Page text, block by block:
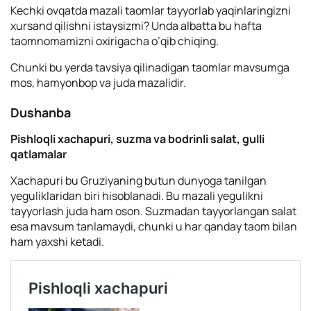
Kechki ovqatda mazali taomlar tayyorlab yaqinlaringizni
xursand qilishni istaysizmi? Unda albatta bu hafta
taomnomamizni oxirigacha o’qib chiqing.
Chunki bu yerda tavsiya qilinadigan taomlar mavsumga
mos, hamyonbop va juda mazalidir.
Dushanba
Pishloqli xachapuri, suzma va bodrinli salat, gulli
qatlamalar
Xachapuri bu Gruziyaning butun dunyoga tanilgan
yeguliklaridan biri hisoblanadi. Bu mazali yegulikni
tayyorlash juda ham oson. Suzmadan tayyorlangan salat
esa mavsum tanlamaydi, chunki u har qanday taom bilan
ham yaxshi ketadi.